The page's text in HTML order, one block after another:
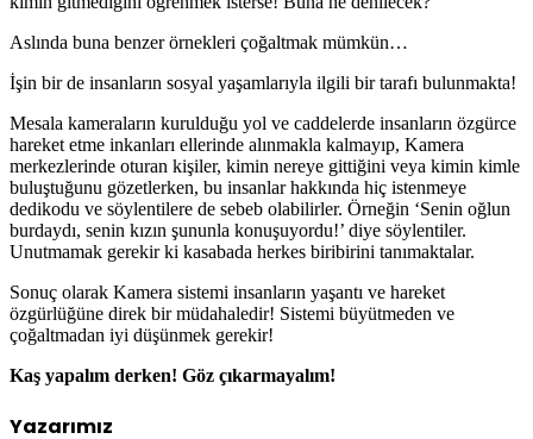
Aslında buna benzer örnekleri çoğaltmak mümkün…
İşin bir de insanların sosyal yaşamlarıyla ilgili bir tarafı bulunmakta!
Mesala kameraların kurulduğu yol ve caddelerde insanların özgürce
hareket etme inkanları ellerinde alınmakla kalmayıp, Kamera
merkezlerinde oturan kişiler, kimin nereye gittiğini veya kimin kimle
buluştuğunu gözetlerken, bu insanlar hakkında hiç istenmeye
dedikodu ve söylentilere de sebeb olabilirler. Örneğin ‘Senin oğlun
burdaydı, senin kızın şununla konuşuyordu!’ diye söylentiler.
Unutmamak gerekir ki kasabada herkes biribirini tanımaktalar.
Sonuç olarak Kamera sistemi insanların yaşantı ve hareket
özgürlüğüne direk bir müdahaledir! Sistemi büyütmeden ve
çoğaltmadan iyi düşünmek gerekir!
Kaş yapalım derken! Göz çıkarmayalım!
Yazarımız